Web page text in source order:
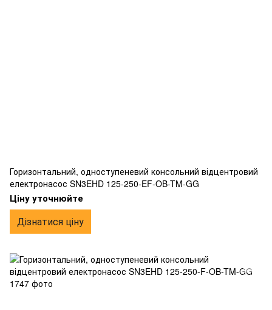
Горизонтальний, одноступеневий консольний відцентровий
електронасос SN3EHD 125-250-EF-OB-TM-GG
Ціну уточнюйте
Дізнатися ціну